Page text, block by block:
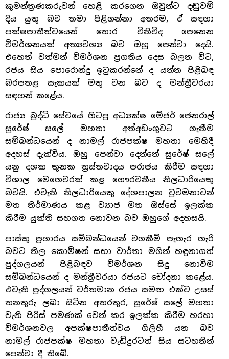
කුමන්ත්‍රණකරුවන් හෙළි කරගෙන ඔවුන්ට දඬුවම්
දිය යුතු බව තමා පිළිගන්නා අතරම, ඒ සඳහා
පක්ෂපාතීත්වයෙන් තොර විනිවිද පෙනෙන
විමර්ශනයක් අත්‍යවශ්‍ය බව ඔහු පෙන්වා දෙයි.
එහෙත් වත්මන් විමර්ශන ප්‍රගතිය දෙස බලන විට,
රජය සිය පොරොන්දු ඉටුකරන්නේ ද යන්න පිළිබඳ
බරපතළ සැකයක් මතු වන බව ද මන්ත්‍රීවරයා
සඳහන් කළේය.
රාජ්‍ය බුද්ධි සේවයේ හිටපු අධ්‍යක්ෂ මේජර් ජෙනරාල්
සුරේෂ් සලේ මහතා අත්අඩංගුවට ගැනීම
සම්බන්ධයෙන් ද නාමල් රාජපක්ෂ මහතා මෙහිදී
අදහස් දැක්වීය. ඔහු පෙන්වා දෙන්නේ සුරේෂ් සලේ
යනු දශක තුනක ත්‍රස්තවාදය පරාජය කිරීම සඳහා
විශාල මෙහෙවරක් කළ ගෞරවනීය නිලධාරියෙකු
බවයි. එවැනි නිලධාරියෙකු දේශපාලන වුවමනාවන්
මත නිර්මාණය කළ ව්‍යාජ මත ඔස්සේ ඉලක්ක
කිරීම යුක්ති සහගත නොවන බව ඔහුගේ අදහසයි.
පාස්කු ප්‍රහාරය සම්බන්ධයෙන් වගකීම් පැහැර හැරි
බවට නිල කොමිෂන් සභා වාර්තා මගින් හඳුනාගත්
පුද්ගලයන් පිළිබඳව විමර්ශන සිදු නොවීම
සම්බන්ධයෙන් ද මන්ත්‍රීවරයා රජයට චෝදනා කළේය.
එවැනි පුද්ගලයන් වර්තමාන රජය සමඟ එක්ව උසස්
තනතුරු ලබා සිටින අතරතුර, සුරේෂ් සලේ මහතා
වැනි පිරිස් පමණක් වෙන් කර ඉලක්ක කිරීම හරහා
විමර්ශනවල අපක්ෂපාතීත්වය ගිලිහී යන බව
නාමල් රාජපක්ෂ මහතා වැඩිදුරටත් සිය සටහනින්
පෙන්වා දී තිබේ.